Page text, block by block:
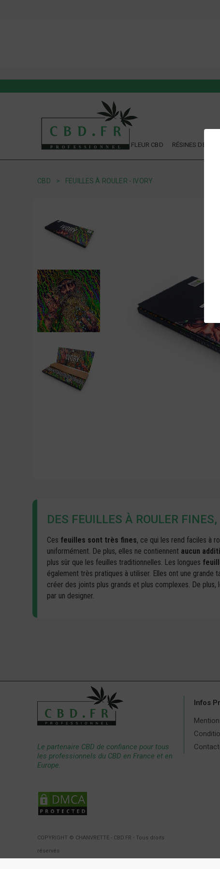
FLEUR CBD RÉSINES DE CBD
CBD FEUILLES À ROULER - IVORY
DES FEUILLES À ROULER
Ces feuilles sont très fines, ce qui les rend faciles à
uniformément. De plus, elles ne contiennent aucun
plus sûr que les feuilles traditionnelles. Les longues
également très pratiques à utiliser. Elles ont une
créer des joints plus grands et plus complexes. De
par un designer.
Le partenaire CBD de confiance pour tous
les professionnels du CBD en France et en
Europe.
COPYRIGHT © CHANVRETTE - CBD.FR - Tous droits
réservés
Infos